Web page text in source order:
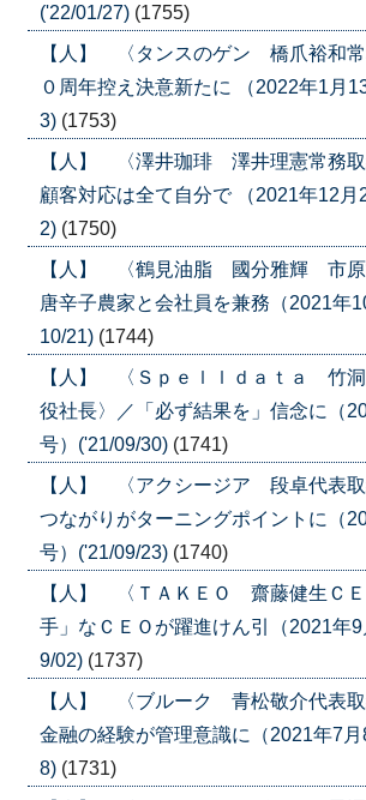
('22/01/27) (1755)
【人】 〈タンスのゲン 橋爪裕和常
０周年控え決意新たに （2022年1月
3) (1753)
【人】 〈澤井珈琲 澤井理憲常務取
顧客対応は全て自分で （2021年12月
2) (1750)
【人】 〈鶴見油脂 國分雅輝 市原
唐辛子農家と会社員を兼務（2021年
10/21) (1744)
【人】 〈Ｓｐｅｌｌｄａｔａ 竹
役社長〉／「必ず結果を」信念に（
号）('21/09/30) (1741)
【人】 〈アクシージア 段卓代表
つながりがターニングポイントに（
号）('21/09/23) (1740)
【人】 〈ＴＡＫＥＯ 齋藤健生Ｃ
手」なＣＥＯが躍進けん引（2021年
9/02) (1737)
【人】 〈ブルーク 青松敬介代表取
金融の経験が管理意識に（2021年7
8) (1731)